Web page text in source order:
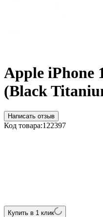
Apple iPhone
(Black
Написать отзыв
Код товара:122397
Купить в 1 клик